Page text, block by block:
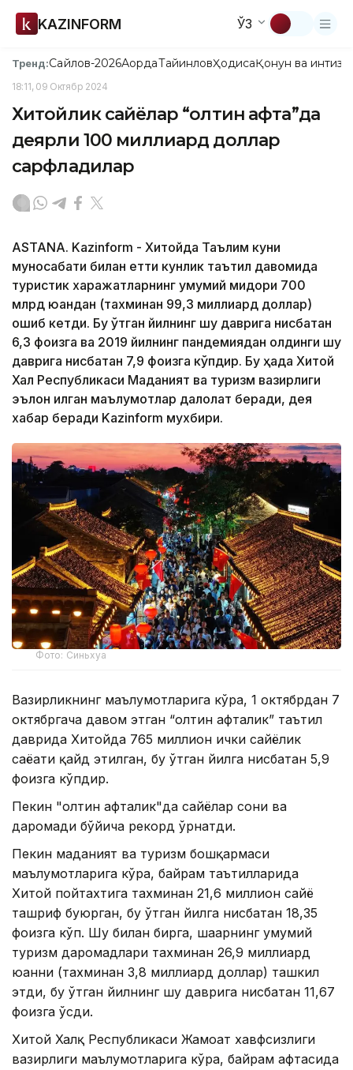
KAZINFORM ЎЗ
Тренд:Сайлов-2026АқордаТайинловҲодисаҚонун ва
18:11, 09 Октябр 2024
Хитойлик сайёҳлар “олтин ҳафта”да
деярли 100 миллиард доллар
сарфладилар
ASTANA. Kazinform - Хитойда Таълим куни
муносабати билан етти кунлик таътил давомида
туристик харажатларнинг умумий миқдори 700
млрд юандан (тахминан 99,3 миллиард доллар)
ошиб кетди. Бу ўтган йилнинг шу даврига нисбатан
6,3 фоизга ва 2019 йилнинг пандемиядан олдинги шу
даврига нисбатан 7,9 фоизга кўпдир. Бу ҳақда Хитой
Халқ Республикаси Маданият ва туризм вазирлиги
эълон қилган маълумотлар далолат беради, дея
хабар беради Kazinform мухбири.
Фото: Синьхуа
Вазирликнинг маълумотларига кўра, 1 октябрдан 7
октябргача давом этган “олтин ҳафталик” таътил
даврида Хитойда 765 миллион ички сайёҳлик
саёҳати қайд этилган, бу ўтган йилга нисбатан 5,9
фоизга кўпдир.
Пекин "олтин ҳафталик"да сайёҳлар сони ва
даромади бўйича рекорд ўрнатди.
Пекин маданият ва туризм бошқармаси
маълумотларига кўра, байрам таътилларида
Хитой пойтахтига тахминан 21,6 миллион сайёҳ
ташриф буюрган, бу ўтган йилга нисбатан 18,35
фоизга кўп. Шу билан бирга, шаҳарнинг умумий
туризм даромадлари тахминан 26,9 миллиард
юанни (тахминан 3,8 миллиард доллар) ташкил
этди, бу ўтган йилнинг шу даврига нисбатан 11,67
фоизга ўсди.
Хитой Халқ Республикаси Жамоат хавфсизлиги
вазирлиги маълумотларига кўра, байрам ҳафтасида